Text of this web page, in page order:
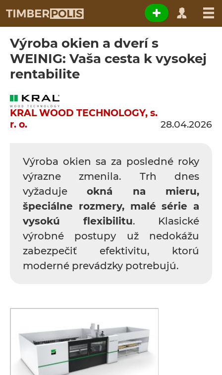
Výroba okien a dverí s
WEINIG: Vaša cesta k vysokej
rentabilite
KRAL WOOD TECHNOLOGY, s.
r. o.
28.04.2026
Výroba okien sa za posledné roky
výrazne zmenila. Trh dnes
vyžadujeokná na mieru,
špeciálne rozmery, malé série a
vysokú flexibilitu. Klasické
výrobné postupy už nedokážu
zabezpečiť efektivitu, ktorú
moderné prevádzky potrebujú.